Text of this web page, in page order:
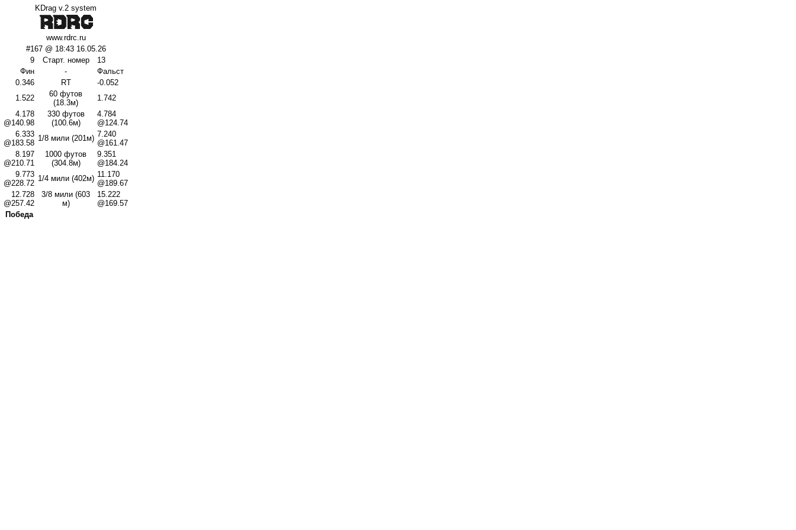
KDrag v.2 system
www.rdrc.ru
#167 @ 18:43 16.05.26
9
Старт. номер
13
Фин
-
Фальст
0.346
RT
-0.052
1.522
60 футов
(18.3м)
1.742
4.178
@140.98
330 футов
(100.6м)
4.784
@124.74
6.333
@183.58
1/8 мили (201м) 7.240
@161.47
8.197
@210.71
1000 футов
(304.8м)
9.351
@184.24
9.773
@228.72
1/4 мили (402м) 11.170
@189.67
12.728
@257.42
3/8 мили (603
м)
15.222
@169.57
Победа